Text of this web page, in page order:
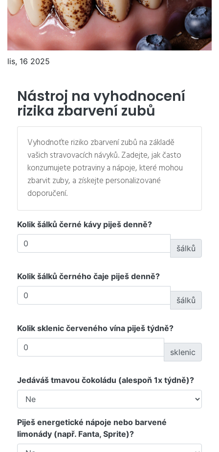
lis, 16 2025
Nástroj na vyhodnocení
rizika zbarvení zubů
Vyhodnoťte riziko zbarvení zubů na základě
vašich stravovacích návyků. Zadejte, jak často
konzumujete potraviny a nápoje, které mohou
zbarvit zuby, a získejte personalizované
doporučení.
Kolik šálků černé kávy piješ denně?
šálků
Kolik šálků černého čaje piješ denně?
šálků
Kolik sklenic červeného vína piješ týdně?
sklenic
Jedáváš tmavou čokoládu (alespoň 1x týdně)?
Piješ energetické nápoje nebo barvené
limonády (např. Fanta, Sprite)?